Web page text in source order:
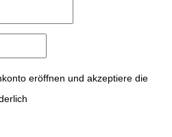
eröffnen und akzeptiere die